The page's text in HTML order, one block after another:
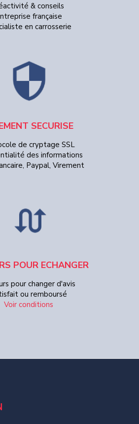
& conseils
française
en carrosserie
SECURISE
de cryptage SSL
des informations
Paypal, Virement
POUR ECHANGER
pour changer d'avis
ou remboursé
Voir conditions